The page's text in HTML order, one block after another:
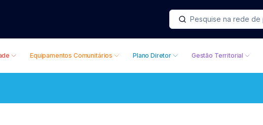
Equipamentos Comunitários Plano Diretor Gestão Territorial